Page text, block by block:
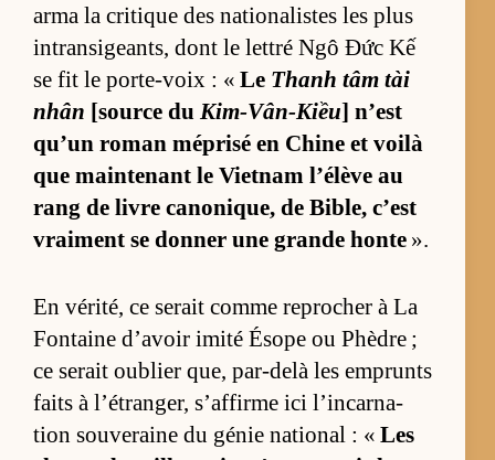
arma la cri­tique des na­tio­na­listes les plus
in­tran­si­geants, dont le let­tré Ngô Đức Kế
se fit le porte-voix : « Le Thanh tâm tài
nhân [source du Kim-Vân-Kiều] n’est
qu’un ro­man mé­prisé en Chine et voilà
que main­te­nant le Viet­nam l’élève au
rang de livre ca­no­nique, de Bi­ble, c’est
vrai­ment se don­ner une grande honte ».
En vé­ri­té, ce se­rait comme re­pro­cher à La
Fon­taine d’avoir imité Ésope ou Phèdre ;
ce se­rait ou­blier que, par-delà les em­prunts
faits à l’étran­ger, s’af­firme ici l’in­car­na­
tion sou­ve­raine du gé­nie na­tio­nal : « Les